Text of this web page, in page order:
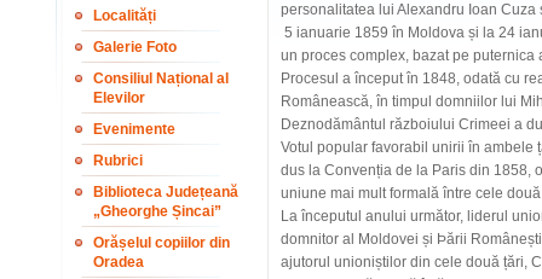
Localități
Galerie Foto
Consiliul Național al
Elevilor
Evenimente
Rubrici
Biblioteca Județeană
„Gheorghe Șincai”
Orășelul copiilor din
Oradea
personalitatea lui Alexandru Ioan
5 ianuarie 1859 în Moldova și la 24
un proces complex, bazat pe
Procesul a început în 1848, odată cu
Românească, în timpul domniilor lui
Deznodământul războiului Crimeei a
Votul popular favorabil unirii în ambele
dus la Convenția de la Paris din 1858,
uniune mai mult formală între cele
La începutul anului următor, liderul
domnitor al Moldovei și Þării
ajutorul unioniștilor din cele două țări,